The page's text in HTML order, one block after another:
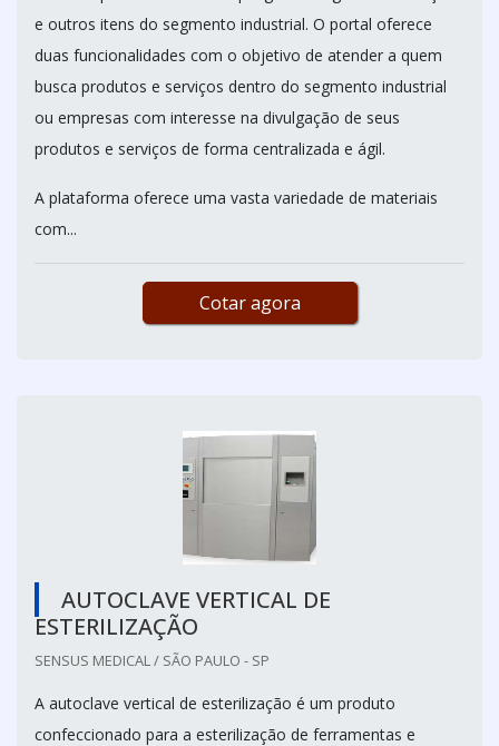
e outros itens do segmento industrial. O portal oferece
duas funcionalidades com o objetivo de atender a quem
busca produtos e serviços dentro do segmento industrial
ou empresas com interesse na divulgação de seus
produtos e serviços de forma centralizada e ágil.
A plataforma oferece uma vasta variedade de materiais
com...
Cotar agora
AUTOCLAVE VERTICAL DE
ESTERILIZAÇÃO
SENSUS MEDICAL / SÃO PAULO - SP
A autoclave vertical de esterilização é um produto
confeccionado para a esterilização de ferramentas e